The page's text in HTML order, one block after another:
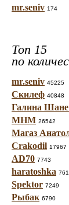
mr.seniv 174
Топ 15
по
mr.seniv 45225
Скилеф 40848
Галина
МНМ 26542
Магаз
Crakodil 17967
AD70 7743
haratoshka
Spektor 7249
Рыбак 6790